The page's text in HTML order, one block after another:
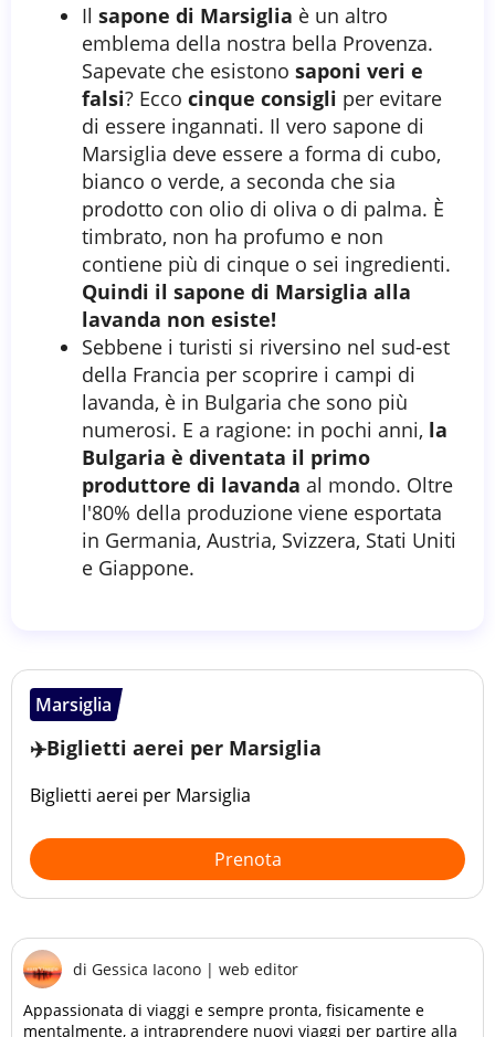
Il sapone di Marsiglia è un altro
emblema della nostra bella Provenza.
Sapevate che esistono saponi veri e
falsi? Ecco cinque consigli per evitare
di essere ingannati. Il vero sapone di
Marsiglia deve essere a forma di cubo,
bianco o verde, a seconda che sia
prodotto con olio di oliva o di palma. È
timbrato, non ha profumo e non
contiene più di cinque o sei ingredienti.
Quindi il sapone di Marsiglia alla
lavanda non esiste!
Sebbene i turisti si riversino nel sud-est
della Francia per scoprire i campi di
lavanda, è in Bulgaria che sono più
numerosi. E a ragione: in pochi anni, la
Bulgaria è diventata il primo
produttore di lavanda al mondo. Oltre
l'80% della produzione viene esportata
in Germania, Austria, Svizzera, Stati Uniti
e Giappone.
Marsiglia
✈️Biglietti aerei per Marsiglia
Biglietti aerei per Marsiglia
Prenota
di Gessica Iacono | web editor
Appassionata di viaggi e sempre pronta, fisicamente e
mentalmente, a intraprendere nuovi viaggi per partire alla